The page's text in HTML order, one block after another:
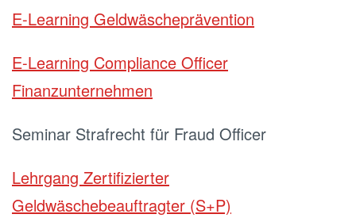
E-Learning Geldwäscheprävention
E-Learning Compliance Officer
Finanzunternehmen
Seminar Strafrecht für Fraud Officer
Lehrgang Zertifizierter
Geldwäschebeauftragter (S+P)